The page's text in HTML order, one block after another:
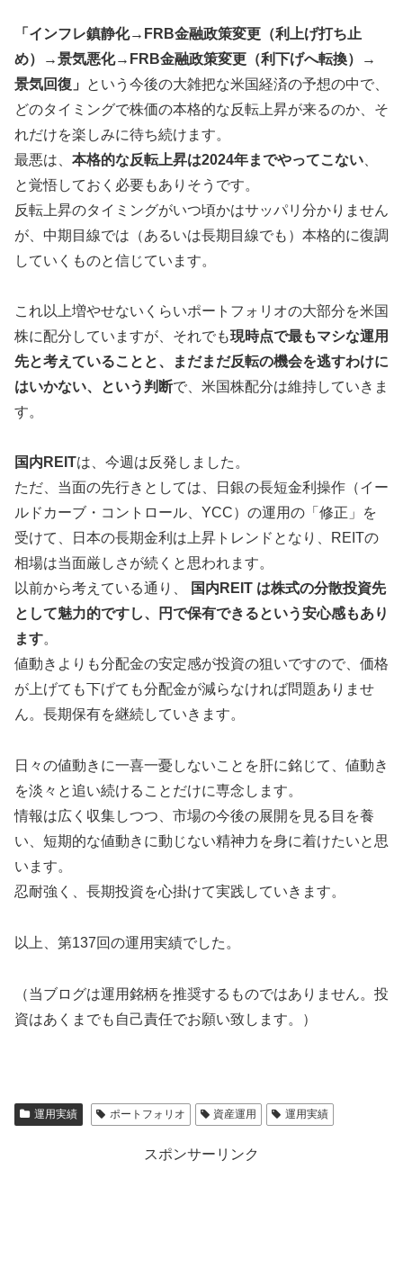
「インフレ鎮静化→FRB金融政策変更（利上げ打ち止
め）→景気悪化→FRB金融政策変更（利下げへ転換）→
景気回復」
という今後の大雑把な米国経済の予想の中で、
どのタイミングで株価の本格的な反転上昇が来るのか、そ
れだけを楽しみに待ち続けます。
最悪は、 本格的な反転上昇は2024年までやってこない
と覚悟しておく必要もありそうです。
反転上昇のタイミングがいつ頃かはサッパリ分かりません
が、中期目線では（あるいは長期目線でも）本格的に復調
していくものと信じています。
これ以上増やせないくらいポートフォリオの大部分を米国
株に配分していますが、それでも現時点で最もマシな運用
先と考えていることと、まだまだ反転の機会を逃すわけに
はいかない、という判断で、米国株配分は維持していきま
す。
国内REITは、今週は反発しました。
ただ、当面の先行きとしては、日銀の長短金利操作（イー
ルドカーブ・コントロール、YCC）の運用の「修正」を
受けて、日本の長期金利は上昇トレンドとなり、REITの
相場は当面厳しさが続くと思われます。
以前から考えている通り、
国内REIT は株式の分散投資先
として魅力的ですし、円で保有できるという安心感もあり
ます。
値動きよりも分配金の安定感が投資の狙いですので、価格
が上げても下げても分配金が減らなければ問題ありませ
ん。長期保有を継続していきます。
日々の値動きに一喜一憂しないことを肝に銘じて、値動き
を淡々と追い続けることだけに専念します。
情報は広く収集しつつ、市場の今後の展開を見る目を養
い、短期的な値動きに動じない精神力を身に着けたいと思
います。
忍耐強く、長期投資を心掛けて実践していきます。
以上、第137回の運用実績でした。
（当ブログは運用銘柄を推奨するものではありません。投
資はあくまでも自己責任でお願い致します。）
運用実績 ポートフォリオ 資産運用 運用実績
スポンサーリンク